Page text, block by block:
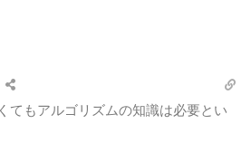
てもアルゴリズムの知識は必要とい